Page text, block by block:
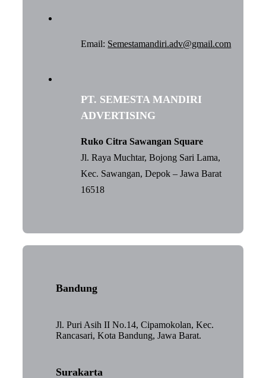
Email: Semestamandiri.adv@gmail.com
PT. SEMESTA MANDIRI
ADVERTISING
Ruko Citra Sawangan Square
Jl. Raya Muchtar, Bojong Sari Lama,
Kec. Sawangan, Depok – Jawa Barat
16518
Bandung
Jl. Puri Asih II No.14, Cipamokolan, Kec.
Rancasari, Kota Bandung, Jawa Barat.
Surakarta